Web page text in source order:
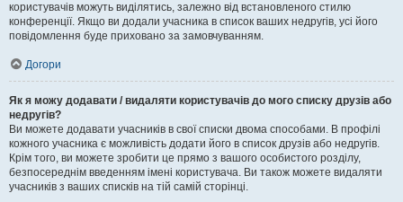
користувачів можуть виділятись, залежно від встановленого стилю
конференції. Якщо ви додали учасника в список ваших недругів, усі його
повідомлення буде приховано за замовчуванням.
Догори
Як я можу додавати / видаляти користувачів до мого списку друзів або
недругів?
Ви можете додавати учасників в свої списки двома способами. В профілі
кожного учасника є можливість додати його в список друзів або недругів.
Крім того, ви можете зробити це прямо з вашого особистого розділу,
безпосереднім введенням імені користувача. Ви також можете видаляти
учасників з ваших списків на тій самій сторінці.